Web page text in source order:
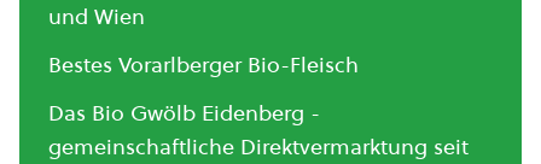
und Wien
Bestes Vorarlberger Bio-Fleisch
Das Bio Gwölb Eidenberg -
gemeinschaftliche Direktvermarktung seit